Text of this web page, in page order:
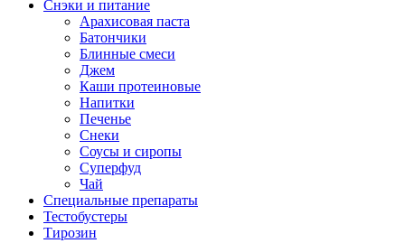
Снэки и питание
Арахисовая паста
Батончики
Блинные смеси
Джем
Каши протеиновые
Напитки
Печенье
Снеки
Соусы и сиропы
Суперфуд
Чай
Специальные препараты
Тестобустеры
Тирозин